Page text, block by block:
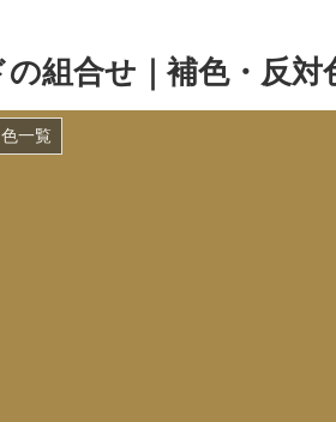
組合せ｜補色・反対
一覧